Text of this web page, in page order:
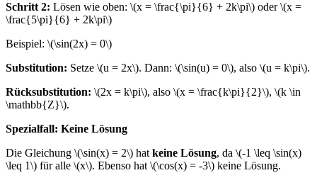
Schritt 2: Lösen wie oben: \(x = \frac{\pi}{6} + 2k\pi\) oder \(x =
\frac{5\pi}{6} + 2k\pi\)
Beispiel: \(\sin(2x) = 0\)
Substitution: Setze \(u = 2x\). Dann: \(\sin(u) = 0\), also \(u = k\pi\).
Rücksubstitution: \(2x = k\pi\), also \(x = \frac{k\pi}{2}\), \(k \in
\mathbb{Z}\).
Spezialfall: Keine Lösung
Die Gleichung \(\sin(x) = 2\) hat keine Lösung, da \(-1 \leq \sin(x)
\leq 1\) für alle \(x\). Ebenso hat \(\cos(x) = -3\) keine Lösung.